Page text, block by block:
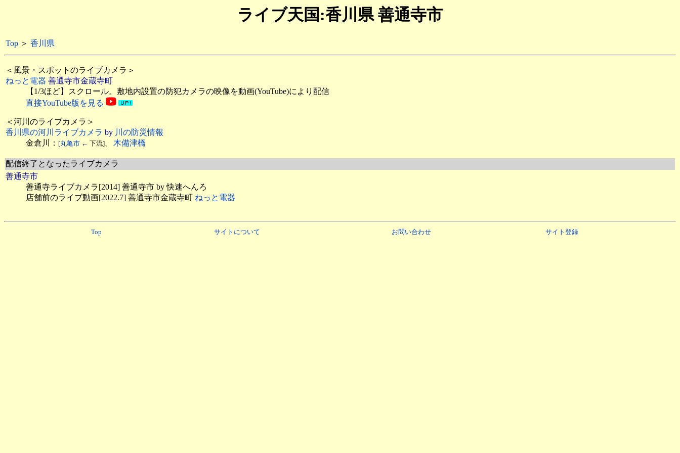
ライブ天国:香川県 善通寺市
Top ＞ 香川県
＜風景・スポットのライブカメラ＞
ねっと電器 善通寺市金蔵寺町
【1/3ほど】スクロール。敷地内設置の防犯カメラの映像を動画(YouTube)により配信
直接YouTube版を見る
＜河川のライブカメラ＞
香川県の河川ライブカメラ by 川の防災情報
金倉川： [丸亀市 ← 下流]、 木備津橋
配信終了となったライブカメラ
善通寺市
善通寺ライブカメラ[2014] 善通寺市 by 快速へんろ
店舗前のライブ動画[2022.7] 善通寺市金蔵寺町 ねっと電器
Top サイトについて お問い合わせ サイト登録